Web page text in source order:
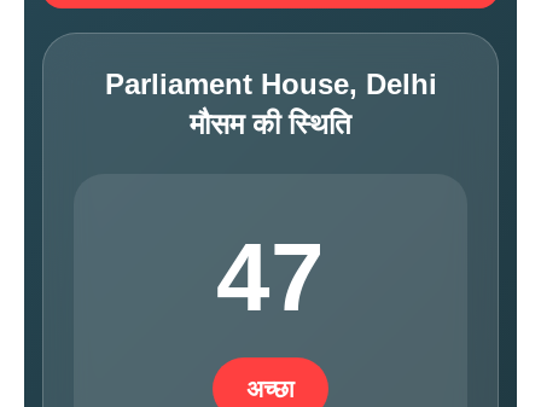
Parliament House, Delhi
मौसम की स्थिति
47
अच्छा